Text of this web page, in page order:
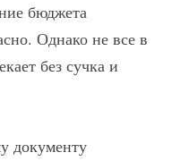
бюджета
Однако не все в
без сучка и
документу